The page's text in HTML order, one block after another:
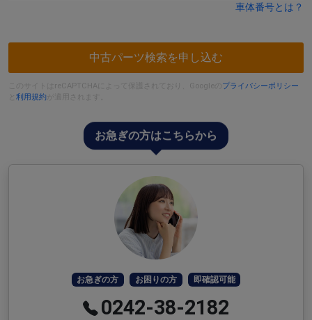
車体番号とは？
中古パーツ検索を申し込む
このサイトはreCAPTCHAによって保護されており、Googleの プライバシーポリシー
利用規約 が適用されます。
お急ぎの方はこちらから
お急ぎの方 お困りの方 即確認可能
0242-38-2182